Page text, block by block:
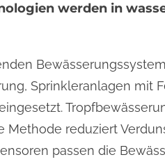
werden in
Sprinkleranlagen mit
Methode reduziert
passen die